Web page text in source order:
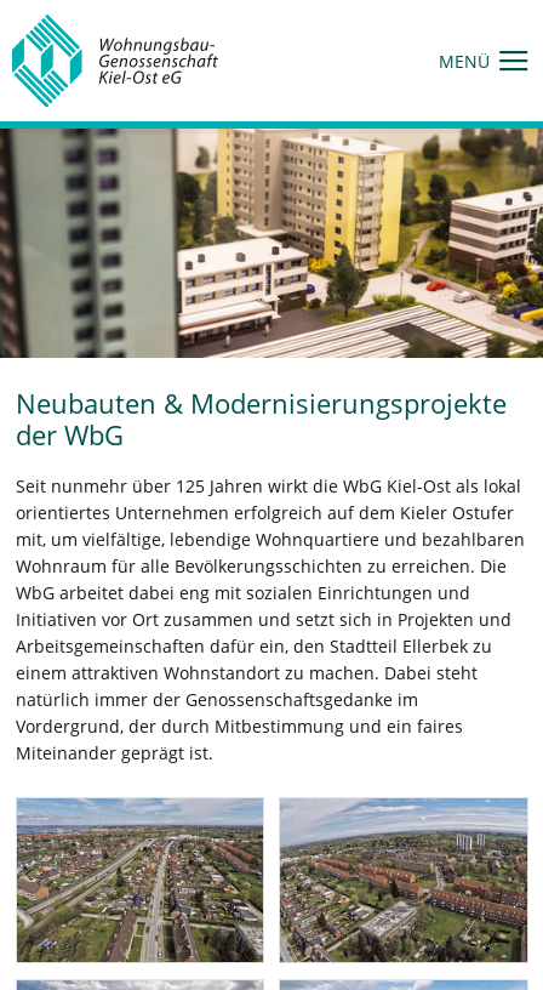
MENÜ
Neubauten & Modernisierungsprojekte
der WbG
Seit nunmehr über 125 Jahren wirkt die WbG Kiel-Ost als lokal
orientiertes Unternehmen erfolgreich auf dem Kieler Ostufer
mit, um vielfältige, lebendige Wohnquartiere und bezahlbaren
Wohnraum für alle Bevölkerungsschichten zu erreichen. Die
WbG arbeitet dabei eng mit sozialen Einrichtungen und
Initiativen vor Ort zusammen und setzt sich in Projekten und
Arbeitsgemeinschaften dafür ein, den Stadtteil Ellerbek zu
einem attraktiven Wohnstandort zu machen. Dabei steht
natürlich immer der Genossenschaftsgedanke im
Vordergrund, der durch Mitbestimmung und ein faires
Miteinander geprägt ist.